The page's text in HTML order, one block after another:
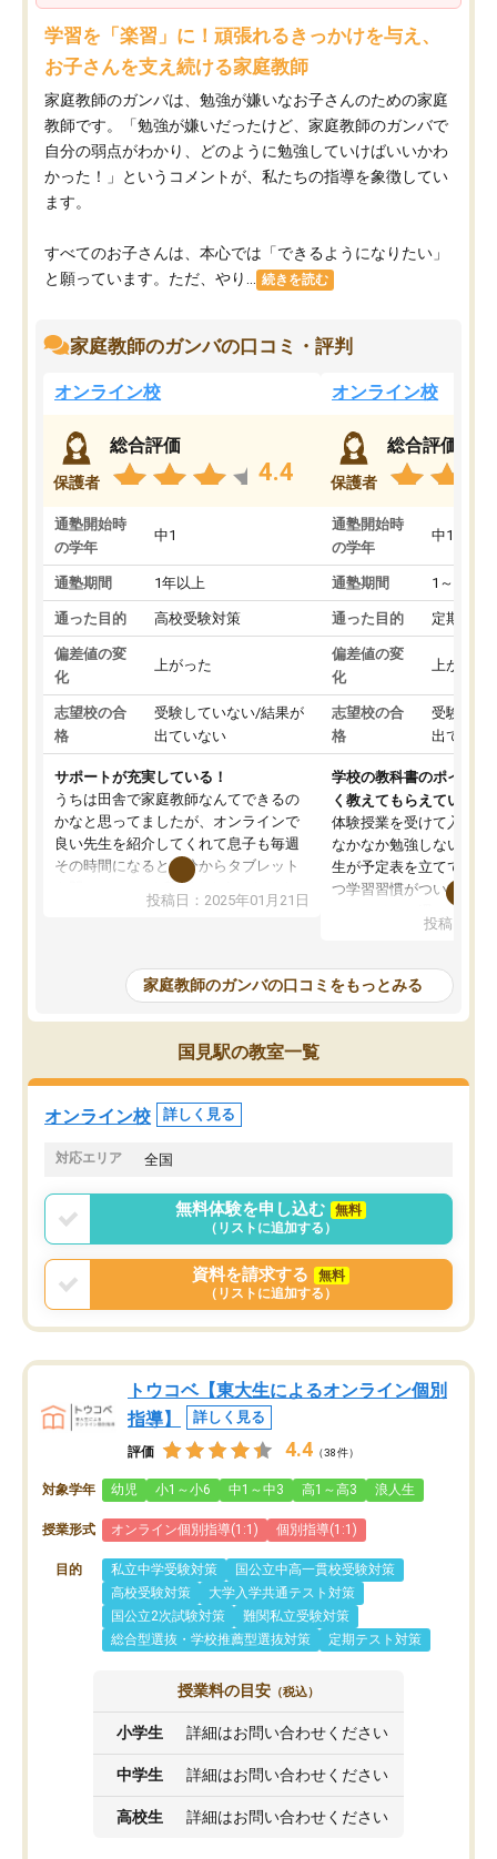
学習を「楽習」に！頑張れるきっかけを与え、
お子さんを支え続ける家庭教師
家庭教師のガンバは、勉強が嫌いなお子さんのための家庭
教師です。「勉強が嫌いだったけど、家庭教師のガンバで
自分の弱点がわかり、どのように勉強していけばいいかわ
かった！」というコメントが、私たちの指導を象徴してい
ます。
すべてのお子さんは、本心では「できるようになりたい」
と願っています。ただ、やり...
続きを読む
家庭教師のガンバの口コミ・評判
オンライン校
保護者
総合評価
4.4
通塾開始時
の学年
中1
通塾期間 1年以上
通った目的 高校受験対策
偏差値の変
化
上がった
志望校の合
格
受験していない/結果が
出ていない
サポートが充実している！
うちは田舎で家庭教師なんてできるの
かなと思ってましたが、オンラインで
良い先生を紹介してくれて息子も毎週
その時間になると自分からタブレット
を開いてzoomを繋げるようになりまし
た！5科目なんでもOKなのもとても気
めて1年ほどだった今では平均点以上の
科目が増えてきました！あと1年受験ま
であるので無料の週末教室を使用しな
がら頑張って欲しいと思います！
投稿日：2025年01月21日
オンライン校
保護者
総合評価
通塾開始時
の学年
中1
通塾期間 1～3ヵ月
通った目的 定期テス
偏差値の変
化
上がった
志望校の合
格
受験して
出ていな
学校の教科書のポイント
く教えてもらえている
体験授業を受けて入塾し
なかなか勉強しない息子
生が予定表を立ててくれ
つ学習習慣がついてきま
指導が無い日も予定表
問できるのでとても助か
投稿日：
家庭教師のガンバの口コミをもっとみる
国見駅の教室一覧
オンライン校 詳しく見る
対応エリア 全国
無料体験を申し込む
無料
（リストに追加する）
資料を請求する
無料
（リストに追加する）
トウコベ【東大生によるオンライン個別
指導】
詳しく見る
評価 4.4 （38件）
対象学年 幼児 小1～小6 中1～中3 高1～高3 浪人生
授業形式 オンライン個別指導(1:1) 個別指導(1:1)
目的 私立中学受験対策
国公立中高一貫校受験対策
高校受験対策
大学入学共通テスト対策
国公立2次試験対策
難関私立受験対策
総合型選抜・学校推薦型選抜対策
定期テスト対策
授業料の目安 （税込）
小学生 詳細はお問い合わせください
中学生 詳細はお問い合わせください
高校生 詳細はお問い合わせください